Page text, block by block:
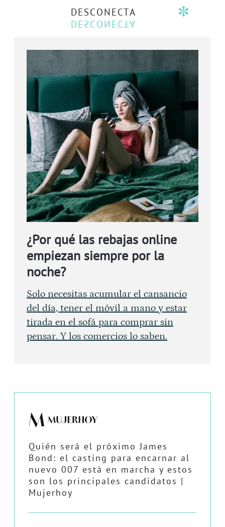
DESCONECTA
¿Por qué las rebajas online
empiezan siempre por la
noche?
Solo necesitas acumular el cansancio
del día, tener el móvil a mano y estar
tirada en el sofá para comprar sin
pensar. Y los comercios lo saben.
Quién será el próximo James
Bond: el casting para encarnar al
nuevo 007 está en marcha y estos
son los principales candidatos |
Mujerhoy